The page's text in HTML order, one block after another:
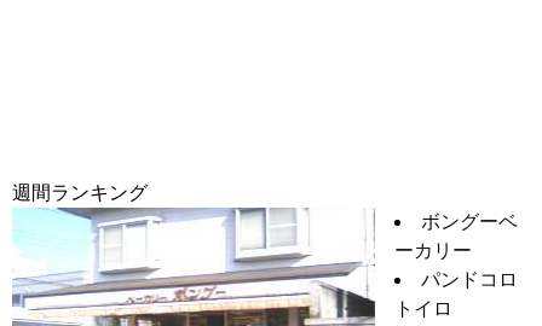
週間ランキング
ボングーベ
ーカリー
パンドコロ
トイロ